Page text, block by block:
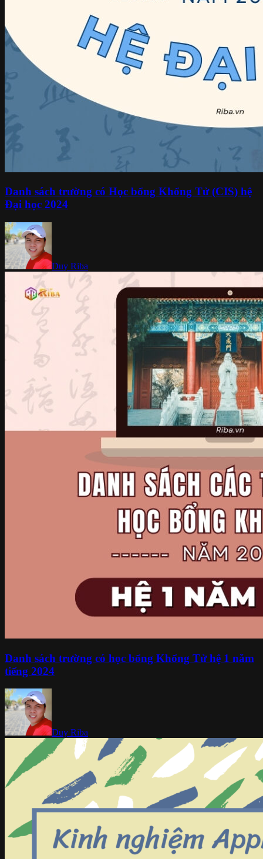
Danh sách trường có Học bổng Khổng Tử (CIS) hệ
Đại học 2024
Duy Riba
Danh sách trường có học bổng Khổng Tử hệ 1 năm
tiếng 2024
Duy Riba